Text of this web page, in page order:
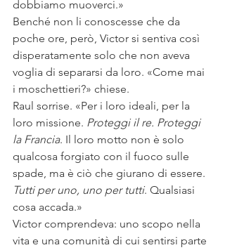
dobbiamo muoverci.»
Benché non li conoscesse che da
poche ore, però, Victor si sentiva così
disperatamente solo che non aveva
voglia di separarsi da loro. «Come mai
i moschettieri?» chiese.
Raul sorrise. «Per i loro ideali, per la
loro missione. Proteggi il re. Proteggi
la Francia. Il loro motto non è solo
qualcosa forgiato con il fuoco sulle
spade, ma è ciò che giurano di essere.
Tutti per uno, uno per tutti. Qualsiasi
cosa accada.»
Victor comprendeva: uno scopo nella
vita e una comunità di cui sentirsi parte